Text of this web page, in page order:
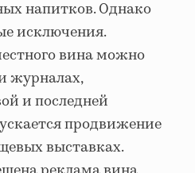
напитков. Однако
исключения.
вина можно
журналах,
и последней
продвижение
выставках.